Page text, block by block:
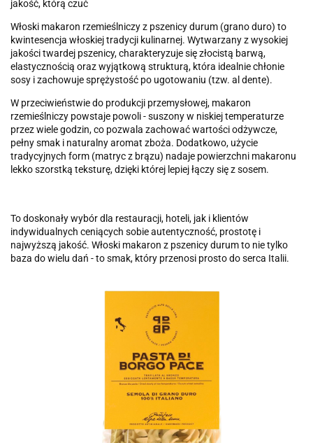
jakość, którą czuć
Włoski makaron rzemieślniczy z pszenicy durum (grano duro) to
kwintesencja włoskiej tradycji kulinarnej. Wytwarzany z wysokiej
jakości twardej pszenicy, charakteryzuje się złocistą barwą,
elastycznością oraz wyjątkową strukturą, która idealnie chłonie
sosy i zachowuje sprężystość po ugotowaniu (tzw. al dente).
W przeciwieństwie do produkcji przemysłowej, makaron
rzemieślniczy powstaje powoli - suszony w niskiej temperaturze
przez wiele godzin, co pozwala zachować wartości odżywcze,
pełny smak i naturalny aromat zboża. Dodatkowo, użycie
tradycyjnych form (matryc z brązu) nadaje powierzchni makaronu
lekko szorstką teksturę, dzięki której lepiej łączy się z sosem.
To doskonały wybór dla restauracji, hoteli, jak i klientów
indywidualnych ceniących sobie autentyczność, prostotę i
najwyższą jakość. Włoski makaron z pszenicy durum to nie tylko
baza do wielu dań - to smak, który przenosi prosto do serca Italii.